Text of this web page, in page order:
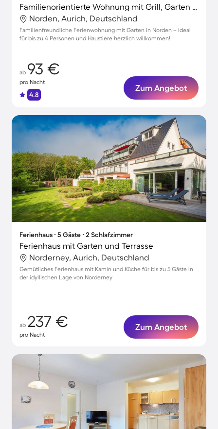
Familienorientierte Wohnung mit Grill, Garten und Terrasse | Haustiere erlaubt
Norden, Aurich, Deutschland
Familienfreundliche Ferienwohnung mit Garten in Norden – ideal
für bis zu 4 Personen und Haustiere herzlich willkommen!
ab 93 €
pro Nacht
4.8
Zum Angebot
Ferienhaus ∙ 5 Gäste ∙ 2 Schlafzimmer
Ferienhaus mit Garten und Terrasse
Norderney, Aurich, Deutschland
Gemütliches Ferienhaus mit Kamin und Küche für bis zu 5 Gäste in
der idyllischen Lage von Norderney
ab 237 €
pro Nacht
Zum Angebot